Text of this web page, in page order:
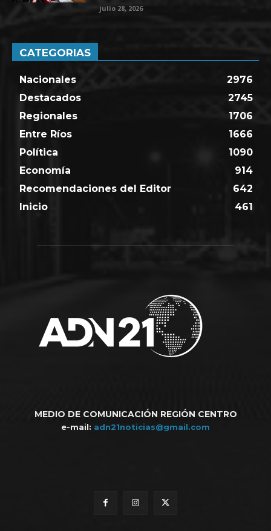
julio 28, 2026
CATEGORIAS
Nacionales
2976
Destacados
2745
Regionales
1706
Entre Ríos
1666
Política
1090
Economía
914
Recomendaciones del Editor
642
Inicio
461
MEDIO DE COMUNICACIÓN REGIÓN CENTRO
e-mail: adn21noticias@gmail.com